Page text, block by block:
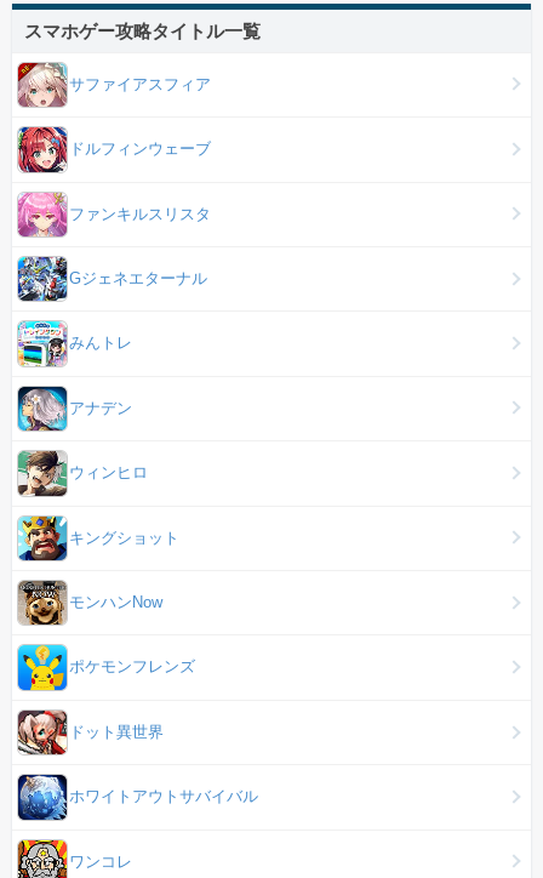
スマホゲー攻略タイトル一覧
サファイアスフィア
ドルフィンウェーブ
ファンキルスリスタ
Gジェネエターナル
みんトレ
アナデン
ウィンヒロ
キングショット
モンハンNow
ポケモンフレンズ
ドット異世界
ホワイトアウトサバイバル
ワンコレ